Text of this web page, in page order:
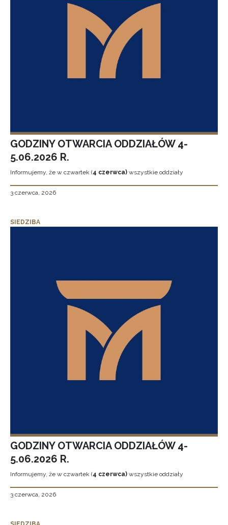
GODZINY OTWARCIA ODDZIAŁÓW 4-
5.06.2026 R.
Informujemy, że w czwartek (4 czerwca) wszystkie oddziały
3 czerwca, 2026
SIEDZIBA
GODZINY OTWARCIA ODDZIAŁÓW 4-
5.06.2026 R.
Informujemy, że w czwartek (4 czerwca) wszystkie oddziały
3 czerwca, 2026